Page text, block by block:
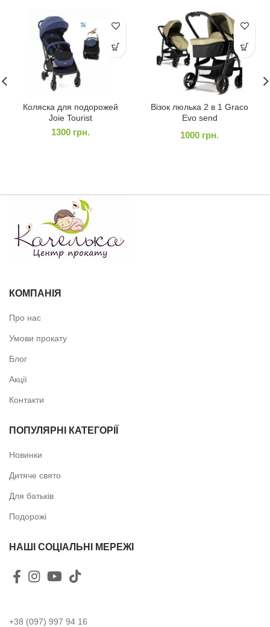
Коляска для подорожей
Joie Tourist
1300 грн.
Візок люлька 2 в 1 Graco
Evo send
1000 грн.
КОМПАНІЯ
Про нас
Умови прокату
Блог
Акції
Контакти
ПОПУЛЯРНІ КАТЕГОРІЇ
Новинки
Дитяче свято
Для батьків
Подорожі
НАШІ СОЦІАЛЬНІ МЕРЕЖІ
+38 (097) 997 94 16